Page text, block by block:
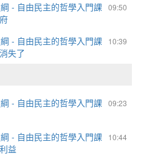
09:50
- 自由民主的哲學入門課
10:39
- 自由民主的哲學入門課
失了
09:23
- 自由民主的哲學入門課
10:44
- 自由民主的哲學入門課
益